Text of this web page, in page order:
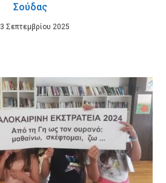
Σούδας
3 Σεπτεμβρίου 2025